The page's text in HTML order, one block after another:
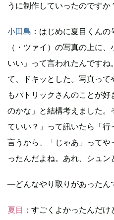
うに制作していったのですか
小田島 ：はじめに夏目くん
（・ツァイ）の写真の上に
いい」って言われたんです
て、ドキッとした。写真っ
もパトリックさんのことが
のかな」と結構考えました
ていい？」って訊いたら「
言うから、「じゃあ」ってや
ったんだよね。あれ、シュ
―どんなやり取りがあったん
夏目 ：すごくよかったんだ